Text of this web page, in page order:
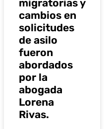
migratorias y
cambios en
solicitudes
de asilo
fueron
abordados
por la
abogada
Lorena
Rivas.